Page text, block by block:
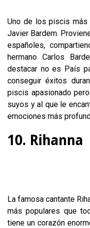
Uno de los piscis
Javier Bardem.
españoles,
hermano Carlos
destacar no es País
conseguir éxitos
piscis apasionado
suyos y al que le
emociones más
10. Rihanna
La famosa cantante
más populares que
tiene un corazón